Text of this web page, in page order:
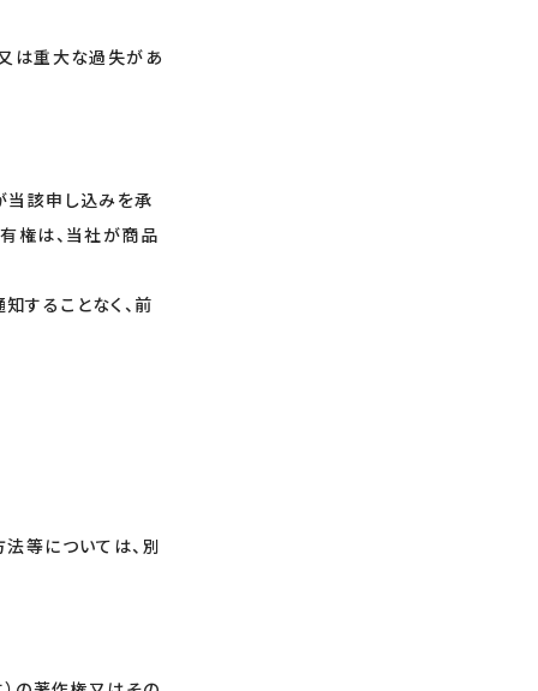
は重大な過失があ
当該申し込みを承
権は、当社が商品
することなく、前
等については、別